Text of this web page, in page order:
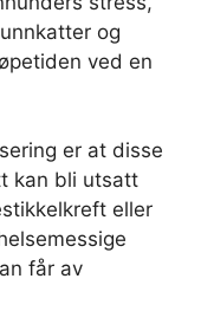
og
ved en
er at disse
kan bli utsatt
eller
får av